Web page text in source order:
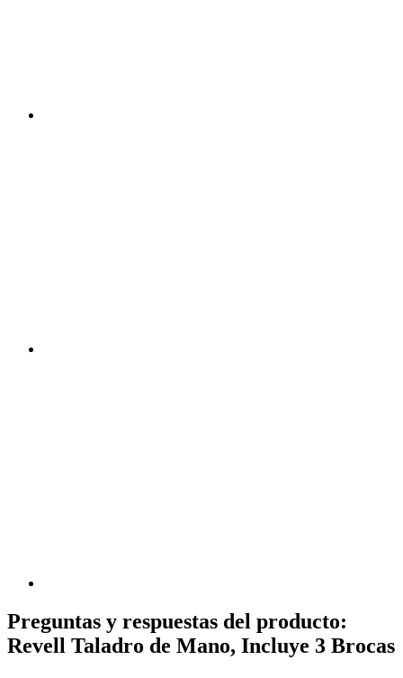
Preguntas y respuestas del producto:
Revell Taladro de Mano, Incluye 3 Brocas